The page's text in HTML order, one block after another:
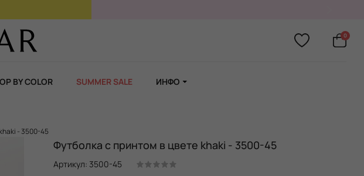
0
BY COLOR SUMMER SALE ИНФО
- 3500-45
Футболка с принтом в цвете khaki - 3500-45
Артикул: 3500-45